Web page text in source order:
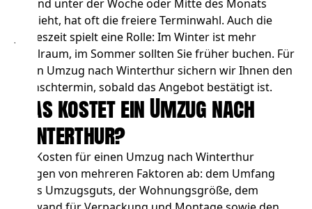
ist und unter der Woche oder Mitte des Monats
umzieht, hat oft die freiere Terminwahl. Auch die
Jahreszeit spielt eine Rolle: Im Winter ist mehr
Spielraum, im Sommer sollten Sie früher buchen. Für
Ihren Umzug nach Winterthur sichern wir Ihnen den
Wunschtermin, sobald das Angebot bestätigt ist.
Was kostet ein Umzug nach
Winterthur?
Die Kosten für einen Umzug nach Winterthur
hängen von mehreren Faktoren ab: dem Umfang
Ihres Umzugsguts, der Wohnungsgröße, dem